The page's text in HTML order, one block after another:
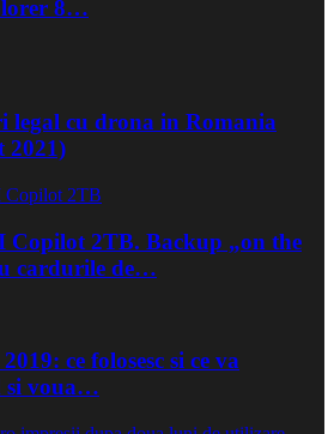
8…
legal cu drona in Romania
2021)
Copilot 2TB. Backup „on the
cardurile de…
ce folosesc si ce va
si voua…